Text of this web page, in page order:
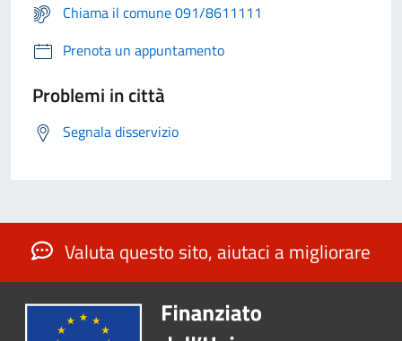
Chiama il comune 091/8611111
Prenota un appuntamento
Problemi in città
Segnala disservizio
Valuta questo sito, aiutaci a migliorare